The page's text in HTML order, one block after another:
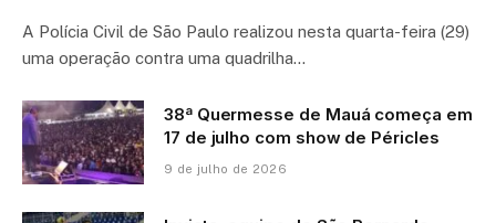
A Polícia Civil de São Paulo realizou nesta quarta-feira (29)
uma operação contra uma quadrilha…
38ª Quermesse de Mauá começa em
17 de julho com show de Péricles
9 de julho de 2026